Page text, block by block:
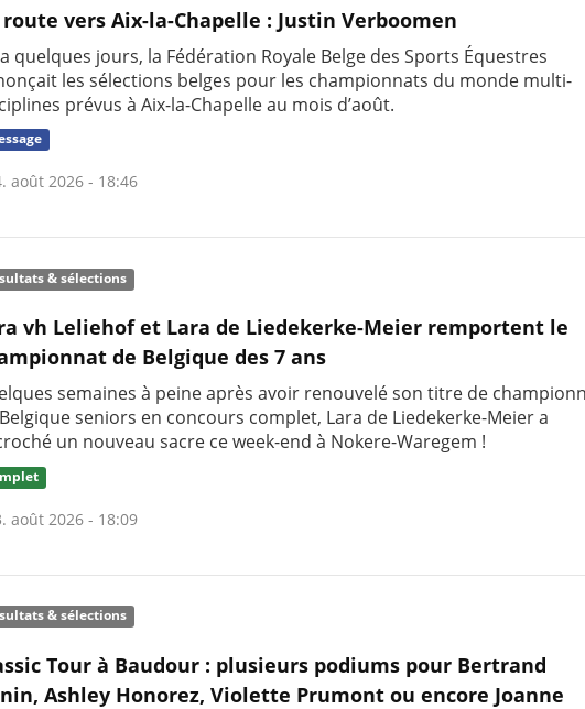
route vers Aix-la-Chapelle : Justin Verboomen
quelques jours, la Fédération Royale Belge des Sports Équestres
les sélections belges pour les championnats du monde multi-
prévus à Aix-la-Chapelle au mois d’août.
août 2026 - 18:46
& sélections
vh Leliehof et Lara de Liedekerke-Meier remportent le
de Belgique des 7 ans
semaines à peine après avoir renouvelé son titre de
seniors en concours complet, Lara de Liedekerke-Meier a
un nouveau sacre ce week-end à Nokere-Waregem !
août 2026 - 18:09
& sélections
Tour à Baudour : plusieurs podiums pour Bertrand
Ashley Honorez, Violette Prumont ou encore Joanne